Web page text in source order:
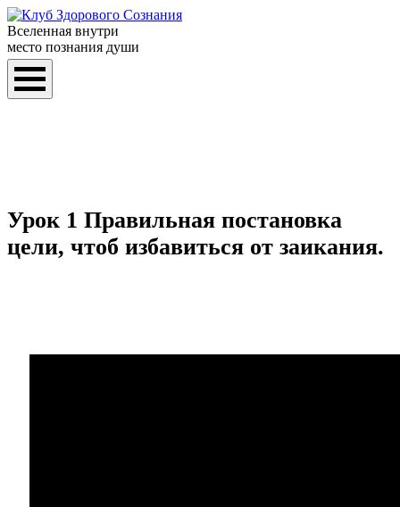
Вселенная внутри
место познания души
Урок 1 Правильная постановка
цели, чтоб избавиться от заикания.